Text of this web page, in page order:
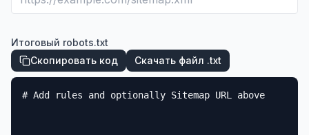
Итоговый robots.txt
Скопировать код
Скачать файл .txt
# Add rules and optionally Sitemap URL above